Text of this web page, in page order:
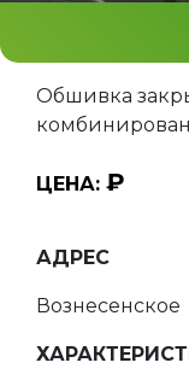
Обшивка
ЦЕНА: ₽
АДРЕС
Вознесенское